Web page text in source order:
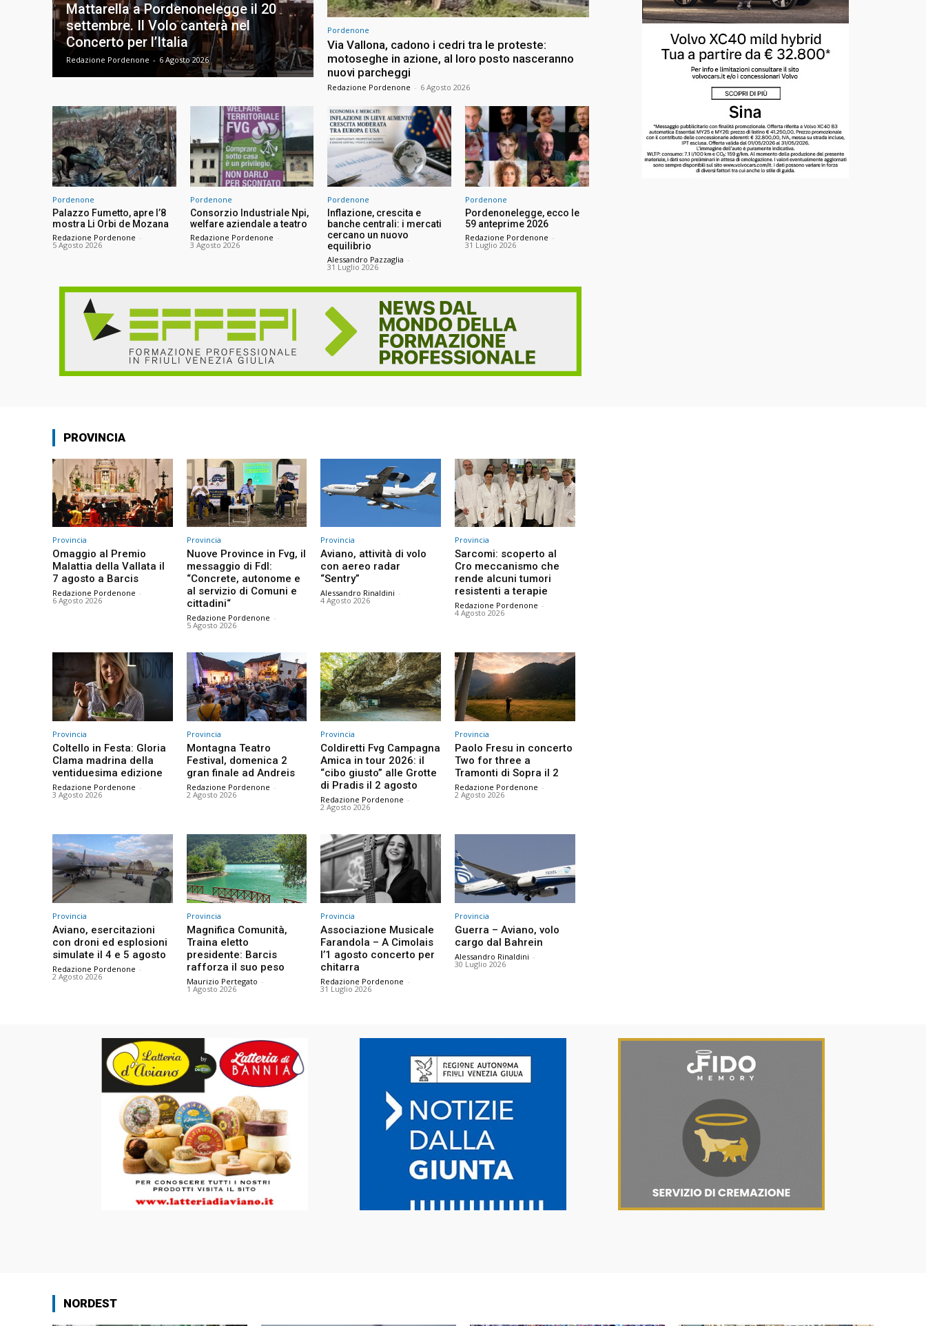
Mattarella a Pordenonelegge il 20
settembre. Il Volo canterà nel
Concerto per l’Italia
Redazione Pordenone - 6 Agosto 2026
Pordenone
Via Vallona, cadono i cedri tra le proteste:
motoseghe in azione, al loro posto nasceranno
nuovi parcheggi
Redazione Pordenone - 6 Agosto 2026
Pordenone
Palazzo Fumetto, apre l’8
mostra Li Orbi de Mozana
Redazione Pordenone -
5 Agosto 2026
Pordenone
Consorzio Industriale Npi,
welfare aziendale a teatro
Redazione Pordenone -
3 Agosto 2026
Pordenone
Inflazione, crescita e
banche centrali: i mercati
cercano un nuovo
equilibrio
Alessandro Pazzaglia -
31 Luglio 2026
Pordenone
Pordenonelegge, ecco le
59 anteprime 2026
Redazione Pordenone -
31 Luglio 2026
PROVINCIA
Provincia
Omaggio al Premio
Malattia della Vallata il
7 agosto a Barcis
Redazione Pordenone -
6 Agosto 2026
Provincia
Nuove Province in Fvg, il
messaggio di FdI:
“Concrete, autonome e
al servizio di Comuni e
cittadini“
Redazione Pordenone -
5 Agosto 2026
Provincia
Aviano, attività di volo
con aereo radar
“Sentry”
Alessandro Rinaldini -
4 Agosto 2026
Provincia
Sarcomi: scoperto al
Cro meccanismo che
rende alcuni tumori
resistenti a terapie
Redazione Pordenone -
4 Agosto 2026
Provincia
Coltello in Festa: Gloria
Clama madrina della
ventiduesima edizione
Redazione Pordenone -
3 Agosto 2026
Provincia
Montagna Teatro
Festival, domenica 2
gran finale ad Andreis
Redazione Pordenone -
2 Agosto 2026
Provincia
Coldiretti Fvg Campagna
Amica in tour 2026: il
“cibo giusto” alle Grotte
di Pradis il 2 agosto
Redazione Pordenone -
2 Agosto 2026
Provincia
Paolo Fresu in concerto
Two for three a
Tramonti di Sopra il 2
Redazione Pordenone -
2 Agosto 2026
Provincia
Aviano, esercitazioni
con droni ed esplosioni
simulate il 4 e 5 agosto
Redazione Pordenone -
2 Agosto 2026
Provincia
Magnifica Comunità,
Traina eletto
presidente: Barcis
rafforza il suo peso
Maurizio Pertegato -
1 Agosto 2026
Provincia
Associazione Musicale
Farandola – A Cimolais
l’1 agosto concerto per
chitarra
Redazione Pordenone -
31 Luglio 2026
Provincia
Guerra – Aviano, volo
cargo dal Bahrein
Alessandro Rinaldini -
30 Luglio 2026
NORDEST